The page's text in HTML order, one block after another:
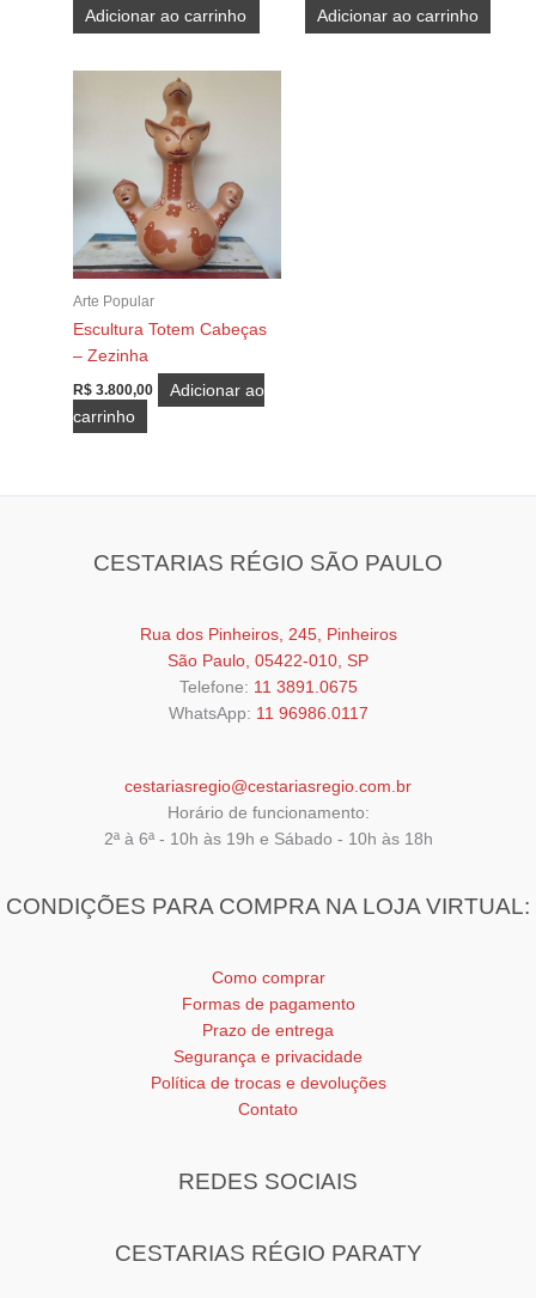
original atual
Adicionar ao carrinho
original
atual
Adicionar ao carrinho
Arte Popular
Escultura Totem Cabeças
– Zezinha
R$ 3.800,00
Adicionar ao
carrinho
CESTARIAS RÉGIO SÃO PAULO
Rua dos Pinheiros, 245, Pinheiros
São Paulo, 05422-010, SP
Telefone: 11 3891.0675
WhatsApp: 11 96986.0117
cestariasregio@cestariasregio.com.br
Horário de funcionamento:
2ª à 6ª - 10h às 19h e Sábado - 10h às 18h
CONDIÇÕES PARA COMPRA NA LOJA VIRTUAL:
Como comprar
Formas de pagamento
Prazo de entrega
Segurança e privacidade
Política de trocas e devoluções
Contato
REDES SOCIAIS
CESTARIAS RÉGIO PARATY